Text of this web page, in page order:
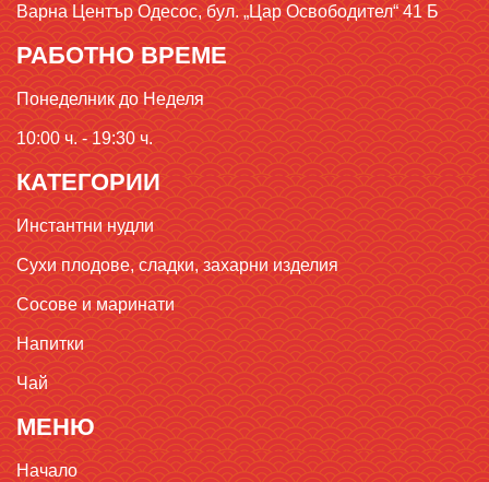
Варна Център Одесос, бул. „Цар Освободител“ 41 Б
РАБОТНО ВРЕМЕ
Понеделник до Неделя
10:00 ч. - 19:30 ч.
КАТЕГОРИИ
Инстантни нудли
Сухи плодове, сладки, захарни изделия
Сосове и маринати
Напитки
Чай
МЕНЮ
Начало